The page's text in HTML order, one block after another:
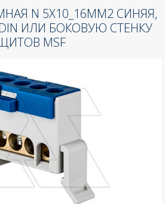
N 5X10_16MM2 СИНЯЯ,
ИЛИ БОКОВУЮ СТЕНКУ
MSF